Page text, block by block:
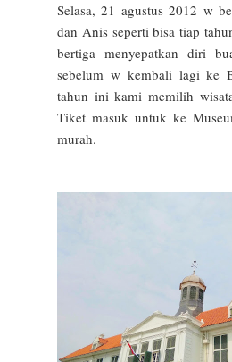
Selasa, 21 agustus 2012 w
dan Anis seperti bisa tiap
bertiga menyepatkan diri
sebelum w kembali lagi ke
tahun ini kami memilih
Tiket masuk untuk ke
murah.